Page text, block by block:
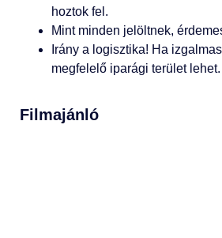
hoztok fel.
Mint minden jelöltnek,
Irány a logisztika! Ha
megfelelő iparági terület
Filmajánló